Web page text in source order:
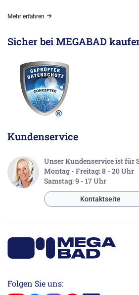
Mehr erfahren
Sicher bei MEGABAD
Kundenservice
Unser Kundenservice ist für
Montag - Freitag: 8 - 20 Uhr
Samstag: 9 - 17 Uhr
Kontaktseite
Folgen Sie uns: